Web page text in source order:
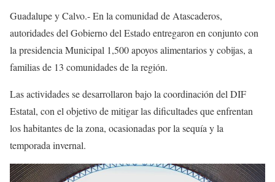
Guadalupe y Calvo.- En la comunidad de Atascaderos,
autoridades del Gobierno del Estado entregaron en conjunto con
la presidencia Municipal 1,500 apoyos alimentarios y cobijas, a
familias de 13 comunidades de la región.
Las actividades se desarrollaron bajo la coordinación del DIF
Estatal, con el objetivo de mitigar las dificultades que enfrentan
los habitantes de la zona, ocasionadas por la sequía y la
temporada invernal.